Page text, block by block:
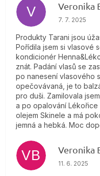
V Veronika
Hodnotenie
7. 7. 2025
Produkty Tarani jsou
Pořídila jsem si vlasové
kondicionér
znát. Padání vlasů se
po nanesení vlasového
opečovávaná, je to
pro duši. Zamilovala
a po opalování
olejem Skinele a má
jemná a hebká. Moc
VB Veronika
Hodnotenie
11. 6. 2025